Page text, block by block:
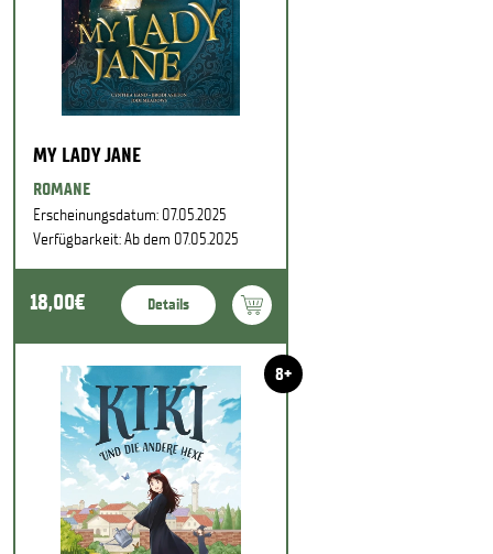
MY LADY JANE
ROMANE
Erscheinungsdatum: 07.05.2025
Verfügbarkeit: Ab dem 07.05.2025
18,00€ Details
8+